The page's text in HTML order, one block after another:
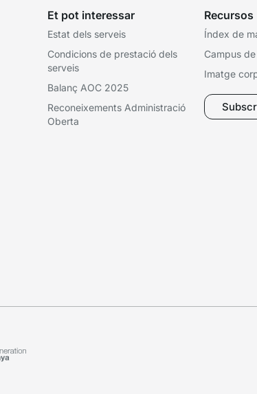
Et pot interessar
Estat dels serveis
Condicions de prestació dels
serveis
Balanç AOC 2025
Reconeixements Administració
Oberta
Recursos
Índex de
Campus
Imatge